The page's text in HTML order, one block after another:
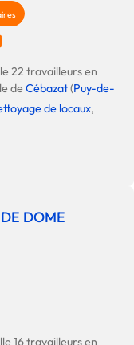
22 travailleurs en
deCébazat(Puy-de-
de locaux,
DOME
16 travailleurs en